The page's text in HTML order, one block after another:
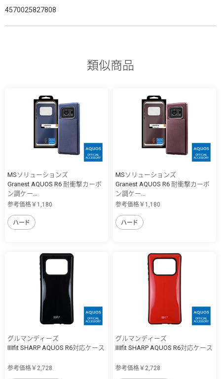
4570025827808
類似商品
MSソリューションズ
Granest AQUOS R6 耐衝撃カーボ
ン調ケー...
参考価格￥1,180
ハード
MSソリューションズ
Granest AQUOS R6 耐衝撃カーボ
ン調ケー...
参考価格￥1,180
ハード
グルマンディーズ
IIIIfit SHARP AQUOS R6対応ケース
参考価格￥2,728
グルマンディーズ
IIIIfit SHARP AQUOS R6対応ケース
参考価格￥2,728